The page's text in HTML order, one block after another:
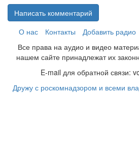
Написать комментарий
О нас
Контакты Добавить радио
Все права на аудио и видео
нашем сайте принадлежат их
E-mail для обратной связи:
Дружу с роскомнадзором и всеми